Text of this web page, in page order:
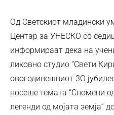
Од Светскиот младински
Центар за УНЕСКО со
информираат дека на
ликовно студио “Свети
овогодинешниот 3О
носеше темата “Спомени
легенди од мојата земја”